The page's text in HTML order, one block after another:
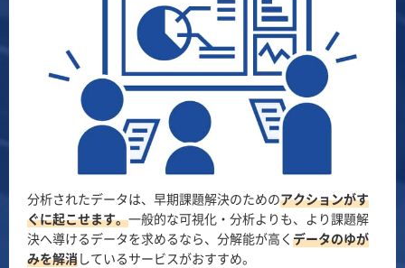
分析されたデータは、早期課題解決のためのアクションがす
ぐに起こせます。一般的な可視化・分析よりも、より課題解
決へ導けるデータを求めるなら、分解能が高く データのゆが
みを解消しているサービスがおすすめ。